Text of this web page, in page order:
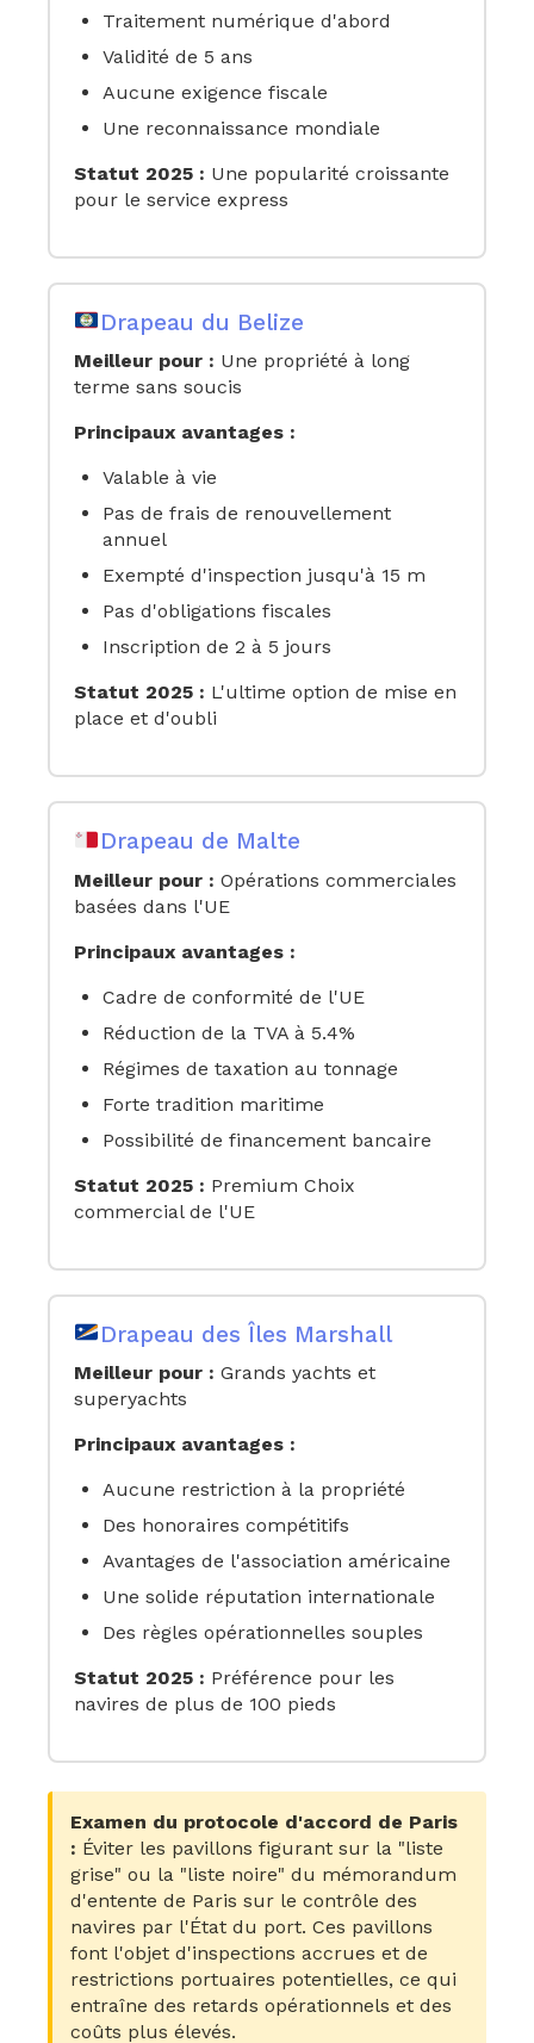
Traitement numérique d'abord
Validité de 5 ans
Aucune exigence fiscale
Une reconnaissance mondiale
Statut 2025 : Une popularité croissante
pour le service express
Drapeau du Belize
Meilleur pour : Une propriété à long
terme sans soucis
Principaux avantages :
Valable à vie
Pas de frais de renouvellement
annuel
Exempté d'inspection jusqu'à 15 m
Pas d'obligations fiscales
Inscription de 2 à 5 jours
Statut 2025 : L'ultime option de mise en
place et d'oubli
Drapeau de Malte
Meilleur pour : Opérations commerciales
basées dans l'UE
Principaux avantages :
Cadre de conformité de l'UE
Réduction de la TVA à 5.4%
Régimes de taxation au tonnage
Forte tradition maritime
Possibilité de financement bancaire
Statut 2025 : Premium Choix
commercial de l'UE
Drapeau des Îles Marshall
Meilleur pour : Grands yachts et
superyachts
Principaux avantages :
Aucune restriction à la propriété
Des honoraires compétitifs
Avantages de l'association américaine
Une solide réputation internationale
Des règles opérationnelles souples
Statut 2025 : Préférence pour les
navires de plus de 100 pieds
Examen du protocole d'accord de Paris
: Éviter les pavillons figurant sur la "liste
grise" ou la "liste noire" du mémorandum
d'entente de Paris sur le contrôle des
navires par l'État du port. Ces pavillons
font l'objet d'inspections accrues et de
restrictions portuaires potentielles, ce qui
entraîne des retards opérationnels et des
coûts plus élevés.